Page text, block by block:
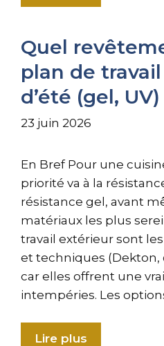
Quel
plan de
d’été (gel, UV)
23 juin 2026
En Bref Pour une
priorité va à la
résistance gel, avant
matériaux les plus
travail extérieur sont
et techniques (Dekton,
car elles offrent une
intempéries. Les
Lire plus